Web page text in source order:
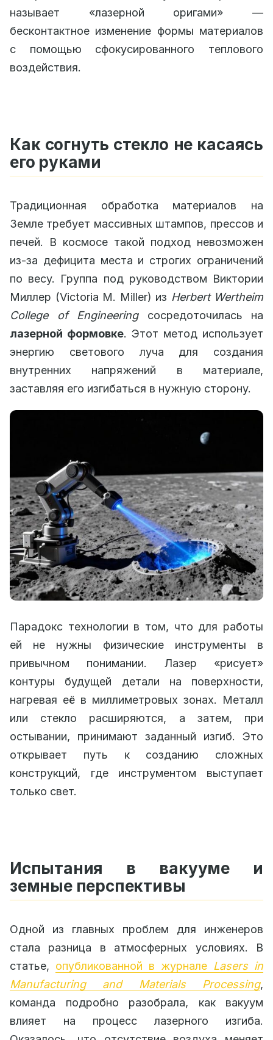
называет «лазерной оригами» —
бесконтактное изменение формы материалов
с помощью сфокусированного теплового
воздействия.
Как согнуть стекло не касаясь
его руками
Традиционная обработка материалов на
Земле требует массивных штампов, прессов и
печей. В космосе такой подход невозможен
из-за дефицита места и строгих ограничений
по весу. Группа под руководством Виктории
Миллер (Victoria M. Miller) из Herbert Wertheim
College of Engineeringсосредоточилась на
лазерной формовке. Этот метод использует
энергию светового луча для создания
внутренних напряжений в материале,
заставляя его изгибаться в нужную сторону.
Парадокс технологии в том, что для работы
ей не нужны физические инструменты в
привычном понимании. Лазер «рисует»
контуры будущей детали на поверхности,
нагревая её в миллиметровых зонах. Металл
или стекло расширяются, а затем, при
остывании, принимают заданный изгиб. Это
открывает путь к созданию сложных
конструкций, где инструментом выступает
только свет.
Испытания в вакууме и
земные перспективы
Одной из главных проблем для инженеров
стала разница в атмосферных условиях. В
статье, опубликованной в журнале Lasers in
Manufacturing and Materials Processing,
команда подробно разобрала, как вакуум
влияет на процесс лазерного изгиба.